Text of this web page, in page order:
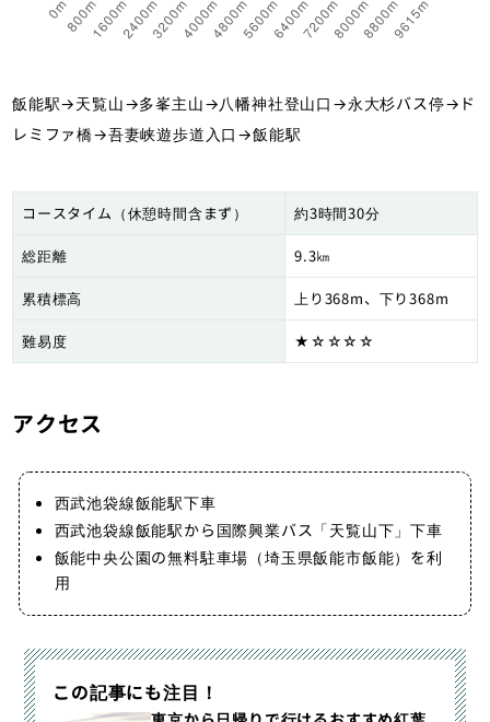
飯能駅→天覧山→多峯主山→八幡神社登山口→永大杉バス停→ド
レミファ橋→吾妻峡遊歩道入口→飯能駅
コースタイム（休憩時間含まず） 約3時間30分
総距離 9.3㎞
累積標高 上り368m、下り368m
難易度 ★☆☆☆☆
アクセス
西武池袋線飯能駅下車
西武池袋線飯能駅から国際興業バス「天覧山下」下車
飯能中央公園の無料駐車場（埼玉県飯能市飯能）を利
用
この記事にも注目！